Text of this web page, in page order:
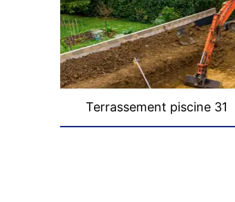
Terrassement piscine 31